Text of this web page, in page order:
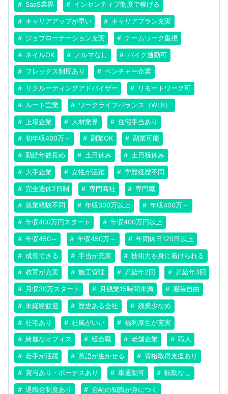
SaaS業界 インセンティブ制度で稼げる
キャリアアップが早い キャリアプラン充実
ジョブローテーション充実 チームワーク重視
ネイルOK ノルマなし バイク通勤可
フレックス制度あり ベンチャー企業
リクルーティングアドバイザー リモートワーク可
ルート営業 ワークライフバランス（WLB）
上場企業 人材業界 住宅手当あり
初年収400万～ 副業OK 副業可能
勤続年数長め 土日休み 土日祝休み
大手企業 女性が活躍 学歴経歴不問
完全週休2日制 専門商社 専門職
就業経験不問 年収300万以上 年収400万～
年収400万円スタート 年収400万円以上
年収450～ 年収450万～ 年間休日120日以上
成長できる 手当が充実 技術力を身に着けられる
教育が充実 施工管理 昇給年2回 昇給年3回
月収30万スタート 月残業15時間未満 服装自由
未経験歓迎 歴史ある会社 残業少なめ
社宅あり 社風がいい 福利厚生が充実
綺麗なオフィス 総合職 老舗企業 職人
若手が活躍 英語が生かせる 資格取得支援あり
賞与あり・ボーナスあり 車通勤可 転勤なし
退職金制度あり 金融の知識が身につく